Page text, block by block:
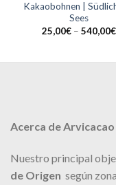
Kakaobohnen |
Sees
25,00€– 540,00€
Acerca de Arvicacao
Nuestro principal
de Origen según